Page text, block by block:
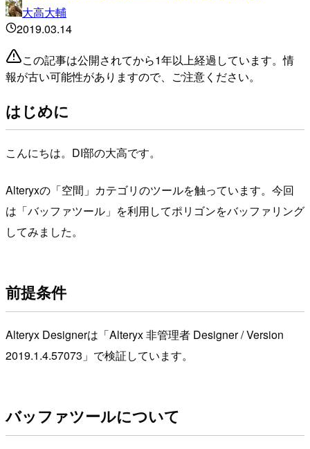
大高大輔
2019.03.14
この記事は公開されてから1年以上経過しています。情
報が古い可能性がありますので、ご注意ください。
はじめに
こんにちは。DI部の大高です。
Alteryxの「空間」カテゴリのツールを触っています。今回
は「バッファツール」を利用してポリゴンをバッファリング
してみました。
前提条件
Alteryx Designerは「Alteryx 非管理者 Designer / Version
2019.1.4.57073」で検証しています。
バッファツールについて